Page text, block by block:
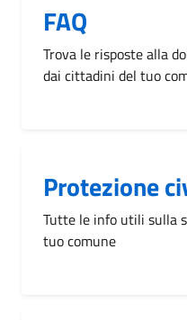
FAQ
Trova le risposte alla
dai cittadini del tuo
Protezione
Tutte le info utili sulla
tuo comune